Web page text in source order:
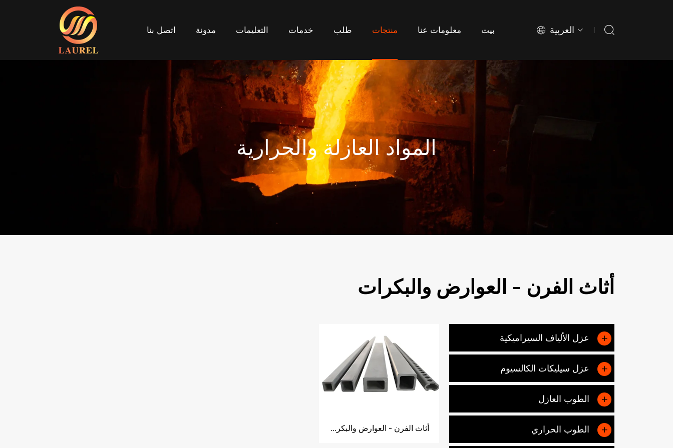
العربية
بيت
معلومات عنا
منتجات
طلب
خدمات
التعليمات
مدونة
اتصل بنا
المواد العازلة والحرارية
أثاث الفرن - العوارض والبكرات
عزل الألياف السيراميكية
عزل سيليكات الكالسيوم
الطوب العازل
الطوب الحراري أثاث الفرن - العوارض والبكرات